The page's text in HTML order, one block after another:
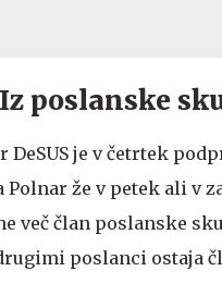
poslanske
DeSUS je v četrtek
Polnar že v petek ali v
več član poslanske
poslanci ostaja